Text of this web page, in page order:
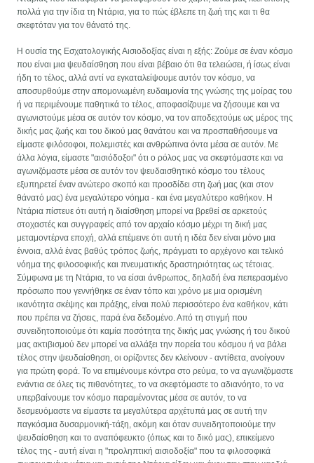
πολλά για την ίδια τη Ντάρια, για το πώς έβλεπε τη ζωή της και τι θα
σκεφτόταν για τον θάνατό της.
Η ουσία της Εσχατολογικής Αισιοδοξίας είναι η εξής: Ζούμε σε έναν κόσμο
που είναι μια ψευδαίσθηση που είναι βέβαιο ότι θα τελειώσει, ή ίσως είναι
ήδη το τέλος, αλλά αντί να εγκαταλείψουμε αυτόν τον κόσμο, να
αποσυρθούμε στην απομονωμένη ευδαιμονία της γνώσης της μοίρας του
ή να περιμένουμε παθητικά το τέλος, αποφασίζουμε να ζήσουμε και να
αγωνιστούμε μέσα σε αυτόν τον κόσμο, να τον αποδεχτούμε ως μέρος της
δικής μας ζωής και του δικού μας θανάτου και να προσπαθήσουμε να
είμαστε φιλόσοφοι, πολεμιστές και ανθρώπινα όντα μέσα σε αυτόν. Με
άλλα λόγια, είμαστε "αισιόδοξοι" ότι ο ρόλος μας να σκεφτόμαστε και να
αγωνιζόμαστε μέσα σε αυτόν τον ψευδαισθητικό κόσμο του τέλους
εξυπηρετεί έναν ανώτερο σκοπό και προσδίδει στη ζωή μας (και στον
θάνατό μας) ένα μεγαλύτερο νόημα - και ένα μεγαλύτερο καθήκον. Η
Ντάρια πίστευε ότι αυτή η διαίσθηση μπορεί να βρεθεί σε αρκετούς
στοχαστές και συγγραφείς από τον αρχαίο κόσμο μέχρι τη δική μας
μεταμοντέρνα εποχή, αλλά επέμεινε ότι αυτή η ιδέα δεν είναι μόνο μια
έννοια, αλλά ένας βαθύς τρόπος ζωής, πράγματι το αρχέγονο και τελικό
νόημα της φιλοσοφικής και πνευματικής δραστηριότητας ως τέτοιας.
Σύμφωνα με τη Ντάρια, το να είσαι άνθρωπος, δηλαδή ένα πεπερασμένο
πρόσωπο που γεννήθηκε σε έναν τόπο και χρόνο με μια ορισμένη
ικανότητα σκέψης και πράξης, είναι πολύ περισσότερο ένα καθήκον, κάτι
που πρέπει να ζήσεις, παρά ένα δεδομένο. Από τη στιγμή που
συνειδητοποιούμε ότι καμία ποσότητα της δικής μας γνώσης ή του δικού
μας ακτιβισμού δεν μπορεί να αλλάξει την πορεία του κόσμου ή να βάλει
τέλος στην ψευδαίσθηση, οι ορίζοντες δεν κλείνουν - αντίθετα, ανοίγουν
για πρώτη φορά. Το να επιμένουμε κόντρα στο ρεύμα, το να αγωνιζόμαστε
ενάντια σε όλες τις πιθανότητες, το να σκεφτόμαστε το αδιανόητο, το να
υπερβαίνουμε τον κόσμο παραμένοντας μέσα σε αυτόν, το να
δεσμευόμαστε να είμαστε τα μεγαλύτερα αρχέτυπά μας σε αυτή την
παγκόσμια δυσαρμονική-τάξη, ακόμη και όταν συνειδητοποιούμε την
ψευδαίσθηση και το αναπόφευκτο (όπως και το δικό μας), επικείμενο
τέλος της - αυτή είναι η "προληπτική αισιοδοξία" που τα φιλοσοφικά